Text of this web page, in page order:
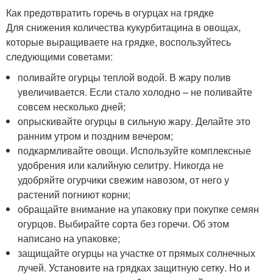
Как предотвратить горечь в огурцах на грядке
Для снижения количества кукурбитацина в овощах,
которые выращиваете на грядке, воспользуйтесь
следующими советами:
поливайте огурцы теплой водой. В жару полив
увеличивается. Если стало холодно – не поливайте
совсем несколько дней;
опрыскивайте огурцы в сильную жару. Делайте это
ранним утром и поздним вечером;
подкармливайте овощи. Используйте комплексные
удобрения или калийную селитру. Никогда не
удобряйте огурчики свежим навозом, от него у
растений погниют корни;
обращайте внимание на упаковку при покупке семян
огурцов. Выбирайте сорта без горечи. Об этом
написано на упаковке;
защищайте огурцы на участке от прямых солнечных
лучей. Установите на грядках защитную сетку. Но и